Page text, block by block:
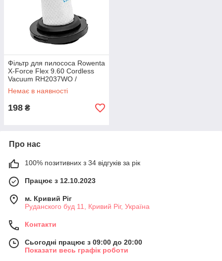
Фільтр для пилососа Rowenta
X-Force Flex 9.60 Cordless
Vacuum RH2037WO /
RH2038WO (ZR009010,
ZR009012)....
Немає в наявності
198 ₴
Про нас
100% позитивних з 34 відгуків за рік
Працює з 12.10.2023
м. Кривий Ріг
Руданского буд 11, Кривий Ріг, Україна
Контакти
Сьогодні працює з 09:00 до 20:00
Показати весь графік роботи